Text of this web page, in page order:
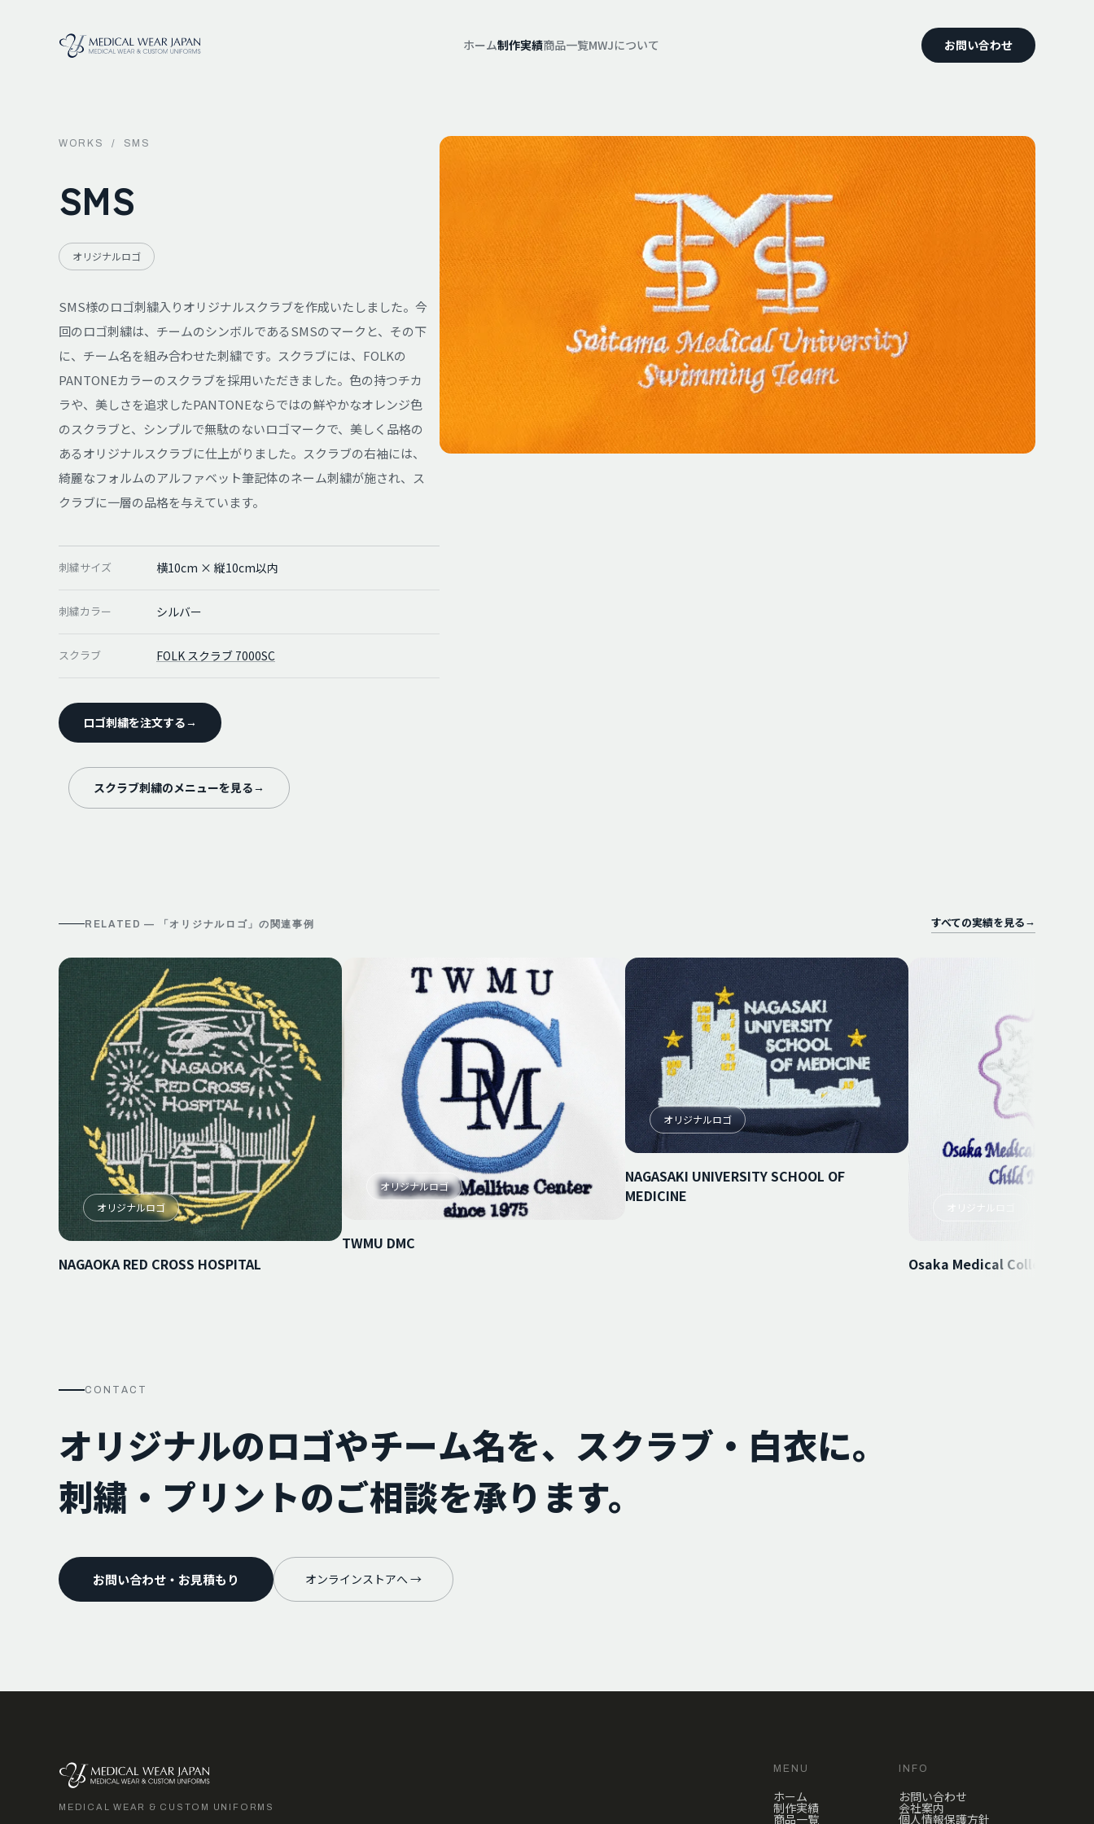
ホーム制作実績商品一覧MWJについて お問い合わせ
WORKS / SMS
SMS
オリジナルロゴ
SMS様のロゴ刺繍入りオリジナルスクラブを作成いたしました。今
回のロゴ刺繍は、チームのシンボルであるSMSのマークと、その下
に、チーム名を組み合わせた刺繍です。スクラブには、FOLKの
PANTONEカラーのスクラブを採用いただきました。色の持つチカ
ラや、美しさを追求したPANTONEならではの鮮やかなオレンジ色
のスクラブと、シンプルで無駄のないロゴマークで、美しく品格の
あるオリジナルスクラブに仕上がりました。スクラブの右袖には、
綺麗なフォルムのアルファベット筆記体のネーム刺繍が施され、ス
クラブに一層の品格を与えています。
刺繍サイズ 横10cm × 縦10cm以内
刺繍カラー シルバー
スクラブ FOLK スクラブ 7000SC
ロゴ刺繍を注文する →
スクラブ刺繍のメニューを見る →
RELATED — 「オリジナルロゴ 」の関連事例 すべての実績を見る →
オリジナルロゴ
NAGAOKA RED CROSS HOSPITAL
オリジナルロゴ
TWMU DMC
オリジナルロゴ
NAGASAKI UNIVERSITY SCHOOL OF
MEDICINE
オリジナルロゴ
Osaka Medical College
CONTACT
オリジナルのロゴやチーム名を、スクラブ・白衣に。
刺繍・プリントのご相談を承ります。
お問い合わせ・お見積もり オンラインストアへ →
MEDICAL WEAR & CUSTOM UNIFORMS
MENU
ホーム
制作実績
商品一覧
INFO
お問い合わせ
会社案内
個人情報保護方針